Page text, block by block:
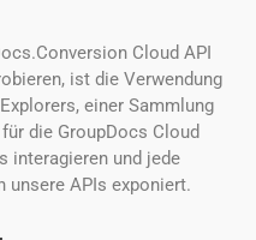
Cloud API
ist die Verwendung
einer Sammlung
die GroupDocs Cloud
interagieren und jede
unsere APIs exponiert.